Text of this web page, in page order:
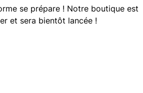
se prépare ! Notre boutique est
et sera bientôt lancée !